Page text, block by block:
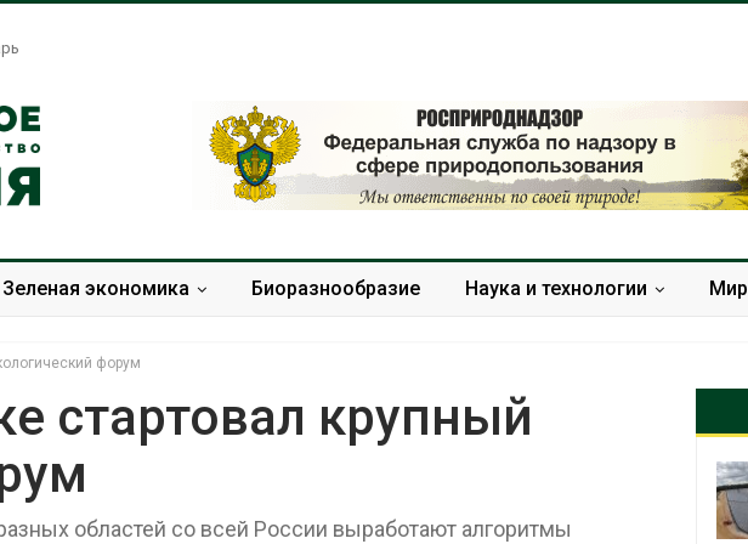
Зеленая экономика Биоразнообразие Наука и технологии Мир
форум
стартовал крупный
областей со всей России выработают алгоритмы
объектов и уборку
превысить норму почти в